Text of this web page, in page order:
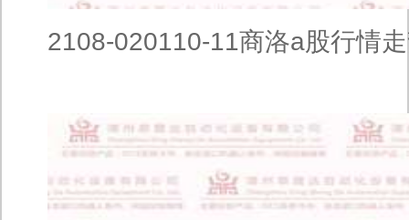
2108-020110-11商洛a股行情